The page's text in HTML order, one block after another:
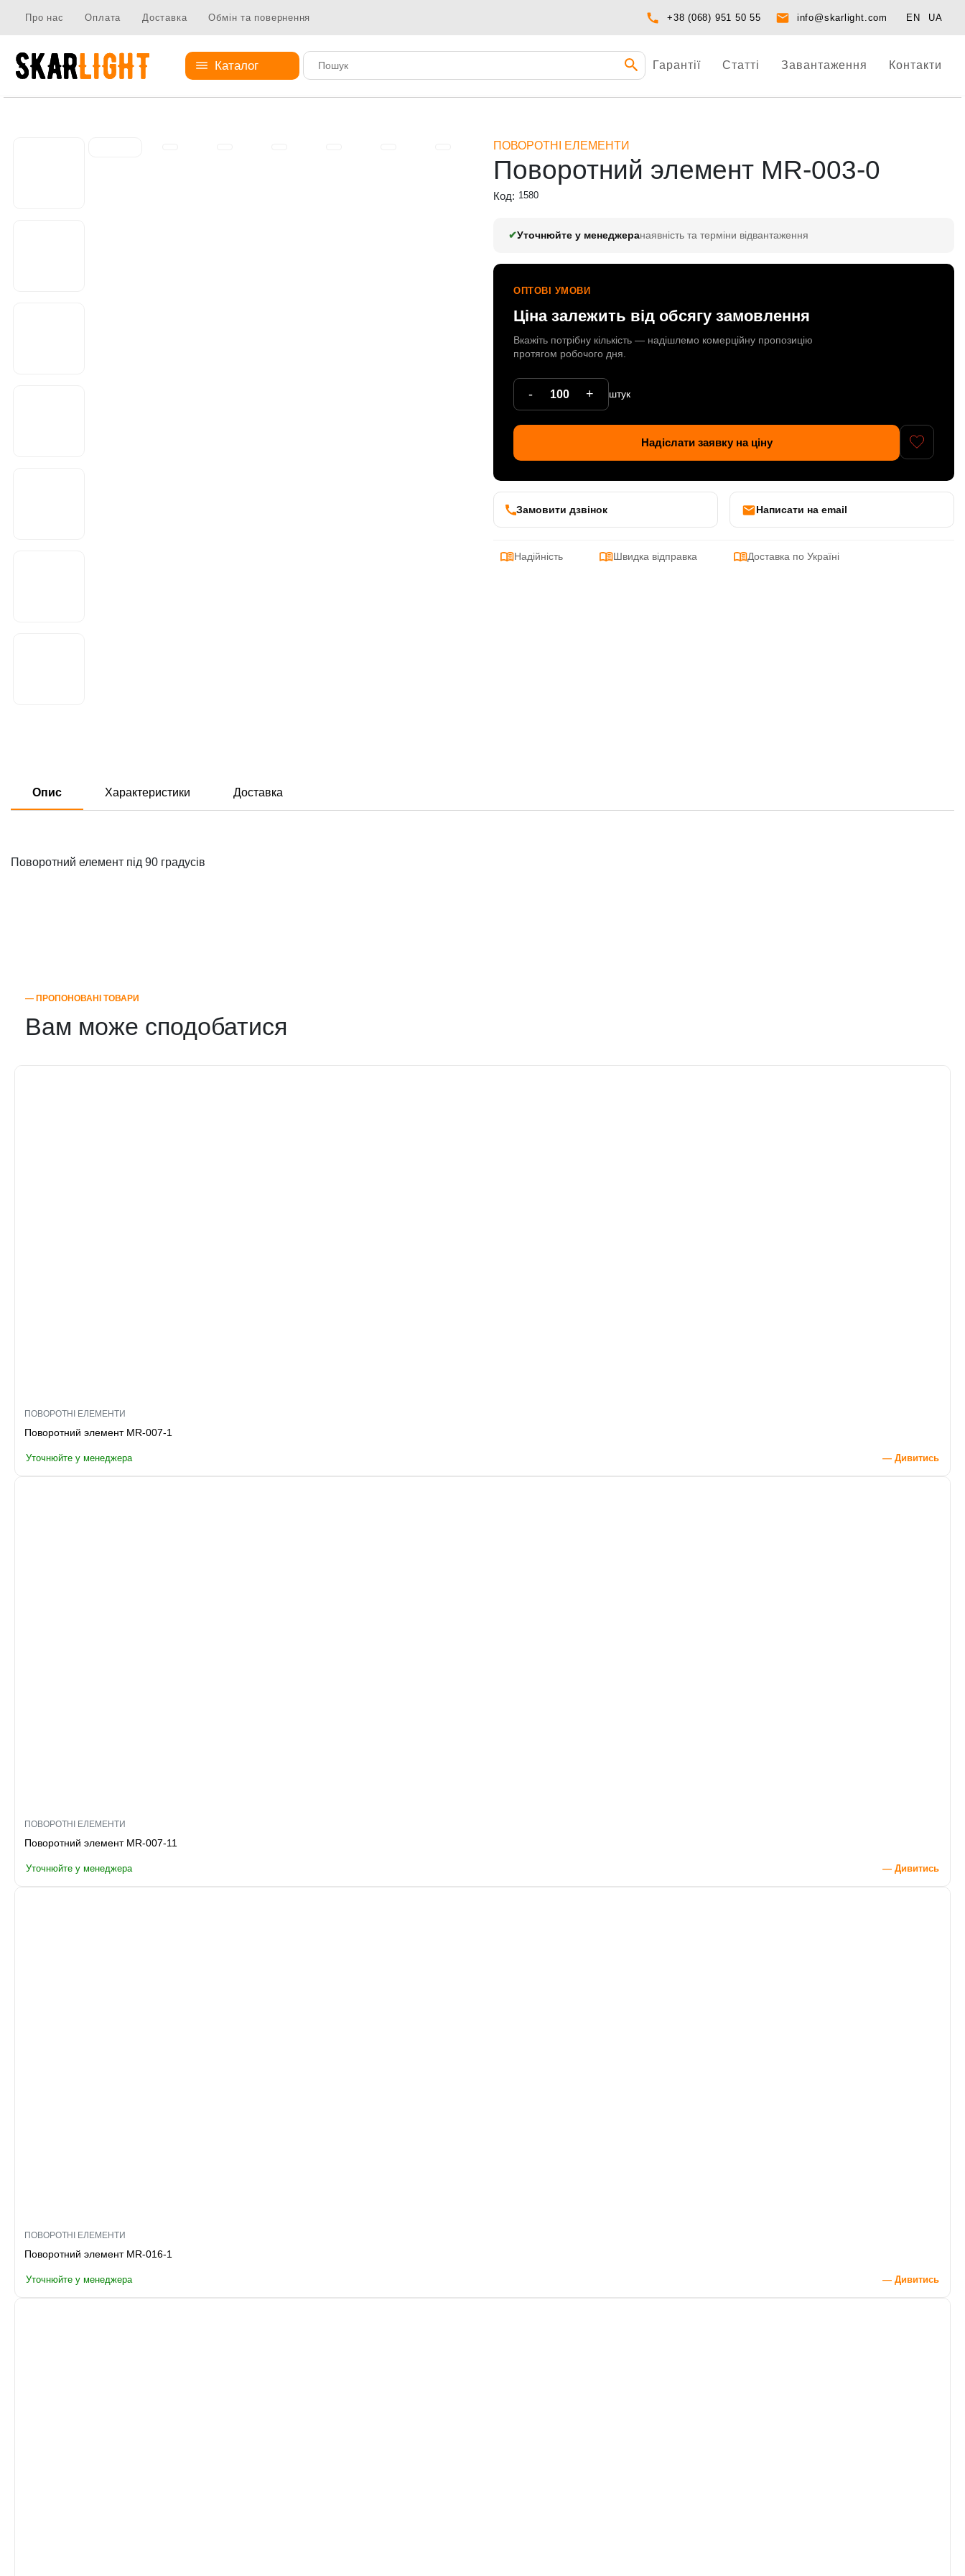
Про нас Оплата Доставка Обмін та повернення +38 (068) 951 50 55 info@skarlight.com EN UA
Каталог Гарантії Статті Завантаження Контакти
Поворотні елементи Поворотний элемент MR-003-0
ПОВОРОТНІ ЕЛЕМЕНТИ
Поворотний элемент MR-003-0
Код: 1580
✔Уточнюйте у менеджеранаявність та терміни відвантаження
ОПТОВІ УМОВИ
Ціна залежить від обсягу замовлення
Вкажіть потрібну кількість — надішлемо комерційну пропозицію
протягом робочого дня.
- + штук
Надіслати заявку на ціну
Замовити дзвінок Написати на email
Надійність Швидка відправка Доставка по Україні
Опис Характеристики Доставка
Поворотний елемент під 90 градусів
― ПРОПОНОВАНІ ТОВАРИ
Вам може сподобатися
ПОВОРОТНІ ЕЛЕМЕНТИ
Поворотний элемент MR-007-1
Уточнюйте у менеджера — Дивитись
ПОВОРОТНІ ЕЛЕМЕНТИ
Поворотний элемент MR-007-11
Уточнюйте у менеджера — Дивитись
ПОВОРОТНІ ЕЛЕМЕНТИ
Поворотний элемент MR-016-1
Уточнюйте у менеджера — Дивитись